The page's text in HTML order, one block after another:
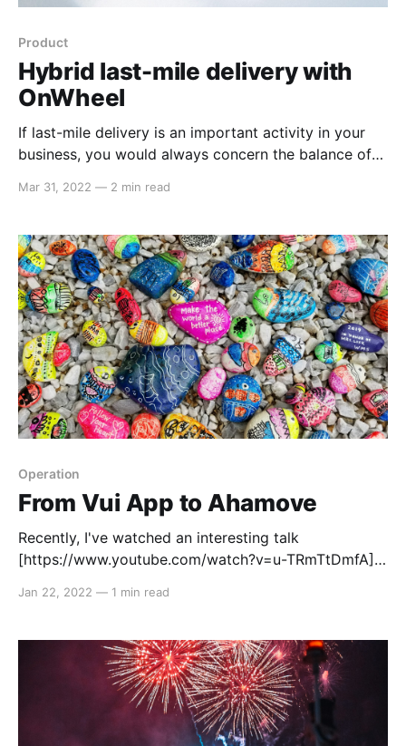
Product
Hybrid last-mile delivery with
OnWheel
If last-mile delivery is an important activity in your
business, you would always concern the balance of
fleet, you can control the whole delivery process and
your delivery capacity is fixed with
Mar 31, 2022 — 2 min read
Operation
From Vui App to Ahamove
Recently, I've watched an interesting talk
[https://www.youtube.com/watch?v=u-TRmTtDmfA]
Technologies and really likes his idea about the social
income labour force to solve their immediate
financial problems without being
Jan 22, 2022 — 1 min read